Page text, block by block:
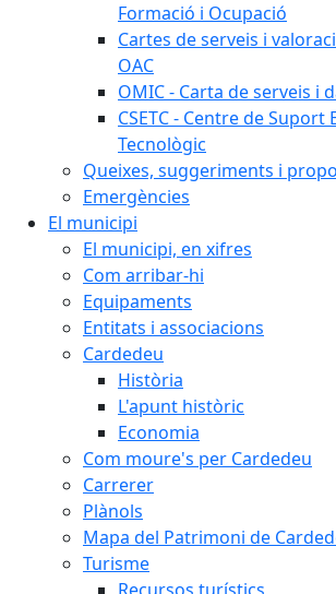
Formació i Ocupació
Cartes de serveis i
OAC
OMIC - Carta de serveis i
CSETC - Centre de Suport
Tecnològic
Queixes, suggeriments i
Emergències
El municipi
El municipi, en xifres
Com arribar-hi
Equipaments
Entitats i associacions
Cardedeu
Història
L'apunt històric
Economia
Com moure's per Cardedeu
Carrerer
Plànols
Mapa del Patrimoni de
Turisme